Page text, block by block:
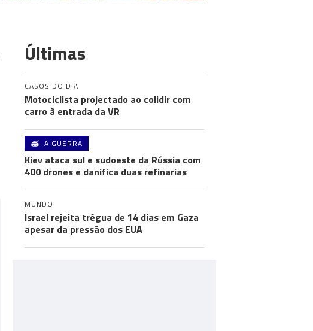
Últimas
CASOS DO DIA
Motociclista projectado ao colidir com
carro à entrada da VR
A GUERRA
Kiev ataca sul e sudoeste da Rússia com
400 drones e danifica duas refinarias
MUNDO
Israel rejeita trégua de 14 dias em Gaza
apesar da pressão dos EUA